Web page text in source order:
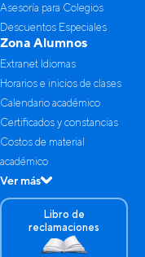
Asesoría para Colegios
Descuentos Especiales
Zona Alumnos
Extranet Idiomas
Horarios e inicios de clases
Calendario académico
Certificados y constancias
Costos de material
académico
Ver más
Libro de
reclamaciones